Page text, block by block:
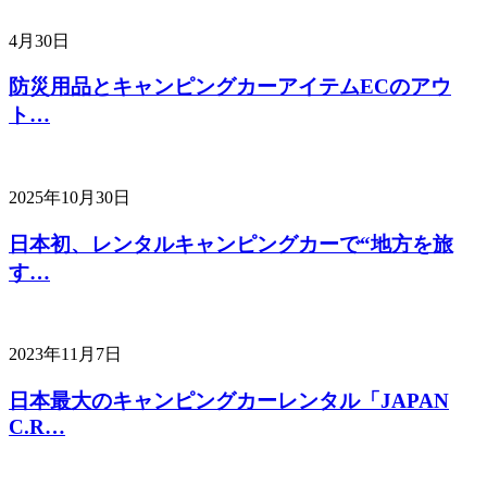
4月30日
防災用品とキャンピングカーアイテムECのアウ
ト…
2025年10月30日
日本初、レンタルキャンピングカーで“地方を旅
す…
2023年11月7日
日本最大のキャンピングカーレンタル「JAPAN
C.R…